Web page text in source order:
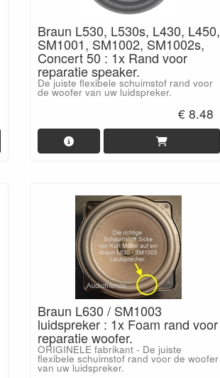
Braun L530, L530s, L430, L450,
SM1001, SM1002, SM1002s,
Concert 50 : 1x Rand voor
reparatie speaker.
De juiste flexibele schuimstof rand voor
de woofer van uw luidspreker.
€ 8.48
Braun L630 / SM1003
luidspreker : 1x Foam rand voor
reparatie woofer.
ORIGINELE fabrikant - De juiste
flexibele schuimstof rand voor de woofer
van uw luidspreker.